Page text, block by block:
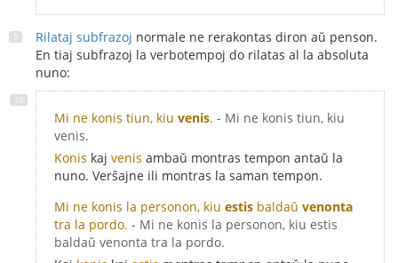
Rilataj subfrazoj normale ne rerakontas diron aŭ penson.
En tiaj subfrazoj la verbotempoj do rilatas al la absoluta
nuno:
Mi ne konis tiun, kiu venis. - Mi ne konis tiun, kiu
venis.
Konis kaj venis ambaŭ montras tempon antaŭ la
nuno. Verŝajne ili montras la saman tempon.
Mi ne konis la personon, kiu estis baldaŭ venonta
tra la pordo. - Mi ne konis la personon, kiu estis
baldaŭ venonta tra la pordo.